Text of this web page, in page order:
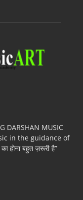
DARSHAN MUSIC
in the guidance of
होना बहुत ज़रूरी है”